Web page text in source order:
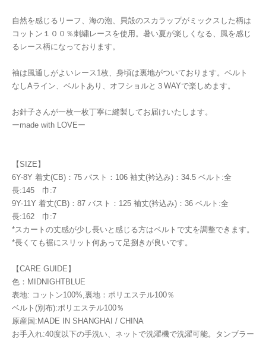
自然を感じるリーフ、海の泡、貝殻のスカラップがミックスした柄は
コットン１００％刺繍レースを使用。暑い夏が楽しくなる、風を感じ
るレース柄になっております。
袖は風通しがよいレース1枚、身頃は裏地がついております。ベルト
なしAライン、ベルトあり、オフショルと３WAYで楽しめます。
お針子さんが一枚一枚丁寧に縫製してお届けいたします。
ーmade with LOVEー
【SIZE】
6Y-8Y 着丈(CB)：75 バスト：106 袖丈(衿込み)：34.5 ベルト:全
長:145 巾:7
9Y-11Y 着丈(CB)：87 バスト：125 袖丈(衿込み)：36 ベルト:全
長:162 巾:7
*スカートの丈感が少し長いと感じる方はベルトで丈を調整できます。
*長くても裾にスリット何あって足捌きが良いです。
【CARE GUIDE】
色：MIDNIGHTBLUE
表地: コットン100%,裏地：ポリエステル100％
ベルト(別布):ポリエステル100％
原産国:MADE IN SHANGHAI / CHINA
お手入れ:40度以下の手洗い、ネットで洗濯機で洗濯可能。タンブラー